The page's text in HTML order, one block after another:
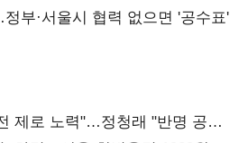
부·서울시 협력 없으면 '공수표'
제로 노력"…정청래 "반명 공세